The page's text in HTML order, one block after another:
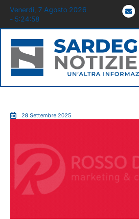
Venerdì, 7 Agosto 2026
- 5:24:59
28 Settembre 2025